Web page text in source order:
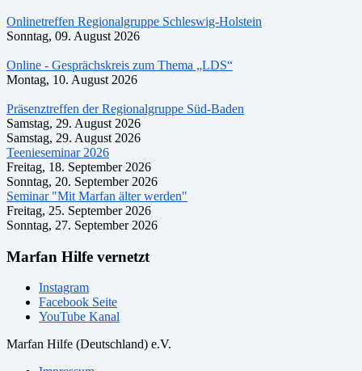
Onlinetreffen Regionalgruppe Schleswig-Holstein
Sonntag, 09. August 2026
Online - Gesprächskreis zum Thema „LDS“
Montag, 10. August 2026
Präsenztreffen der Regionalgruppe Süd-Baden
Samstag, 29. August 2026
Samstag, 29. August 2026
Teenieseminar 2026
Freitag, 18. September 2026
Sonntag, 20. September 2026
Seminar "Mit Marfan älter werden"
Freitag, 25. September 2026
Sonntag, 27. September 2026
Marfan Hilfe vernetzt
Instagram
Facebook Seite
YouTube Kanal
Marfan Hilfe (Deutschland) e.V.